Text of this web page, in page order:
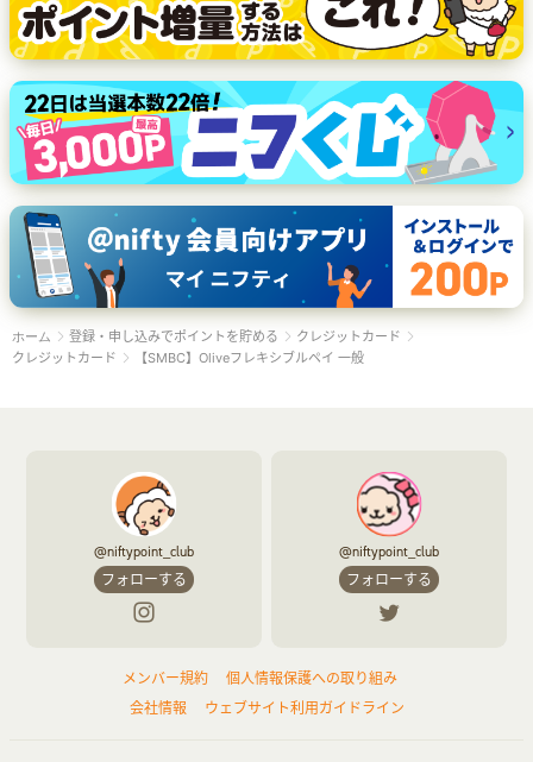
ホーム 登録・申し込みでポイントを貯める
クレジットカード
クレジットカード
【SMBC】Oliveフレキシブルペイ 一般
@niftypoint_club
フォローする
@niftypoint_club
フォローする
メンバー規約
個人情報保護への取り組み
会社情報
ウェブサイト利用ガイドライン